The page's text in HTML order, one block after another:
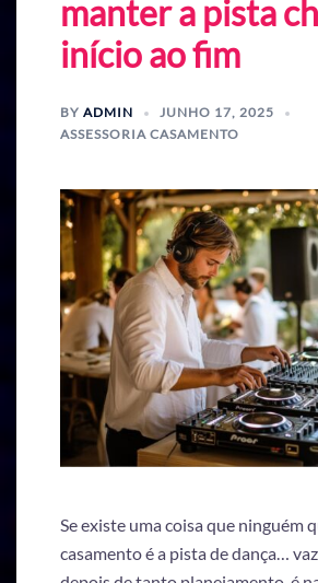
manter a pista
início ao fim
BY ADMIN
JUNHO 17, 2025
ASSESSORIA CASAMENTO
Se existe uma coisa que ninguém
casamento é a pista de dança…